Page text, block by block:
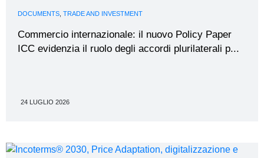
DOCUMENTS TRADE AND INVESTMENT
Commercio internazionale: il nuovo Policy Paper
ICC evidenzia il ruolo degli accordi plurilaterali p...
24 LUGLIO 2026